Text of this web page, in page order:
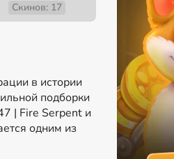
Скинов: 17
в истории
подборки
| Fire Serpent и
одним из